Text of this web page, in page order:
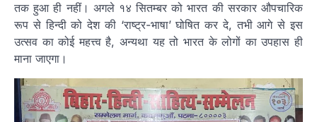
तक हुआ ही नहीं। अगले १४ सितम्बर को भारत की सरकार औपचारिक
रूप से हिन्दी को देश की ‘राष्ट्र-भाषा’ घोषित कर दे, तभी आगे से इस
उत्सव का कोई महत्त्व है, अन्यथा यह तो भारत के लोगों का उपहास ही
माना जाएगा।